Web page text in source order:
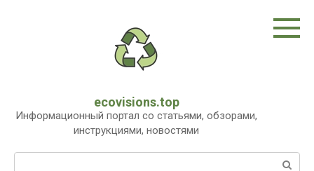
ecovisions.top
Информационный портал со статьями, обзорами,
инструкциями, новостями